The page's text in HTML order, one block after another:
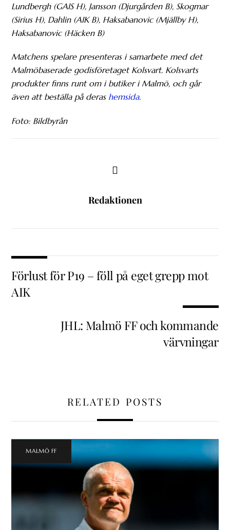
Lundbergh (GAIS H), Jansson (Djurgården B), Skogmar
(Sirius H), Dahlin (AIK B), Haksabanovic (Mjällby H),
Haksabanovic (Häcken B)
Matchens spelare presenteras i samarbete med det
Malmöbaserade godisföretaget Kolsvart. Kolsvarts
produkter finns runt om i butiker i Malmö, och går
även att beställa på deras hemsida.
Foto: Bildbyrån
Redaktionen
Förlust för P19 – föll på eget grepp mot
AIK
JHL: Malmö FF och kommande
värvningar
RELATED POSTS
MALMÖ FF